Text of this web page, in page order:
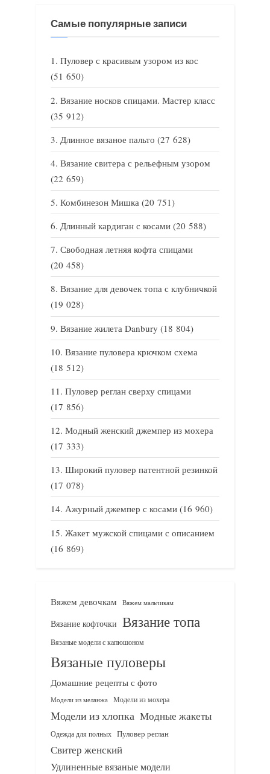
Самые популярные записи
Пуловер с красивым узором из кос
(51 650)
Вязание носков спицами. Мастер класс
(35 912)
Длинное вязаное пальто (27 628)
Вязание свитера с рельефным узором
(22 659)
Комбинезон Мишка (20 751)
Длинный кардиган с косами (20 588)
Свободная летняя кофта спицами
(20 458)
Вязание для девочек топа с клубничкой
(19 028)
Вязание жилета Danbury (18 804)
Вязание пуловера крючком схема
(18 512)
Пуловер реглан сверху спицами
(17 856)
Модный женский джемпер из мохера
(17 333)
Широкий пуловер патентной резинкой
(17 078)
Ажурный джемпер с косами (16 960)
Жакет мужской спицами с описанием
(16 869)
Вяжем девочкам Вяжем мальчикам
Вязание кофточки Вязание топа
Вязаные модели с капюшоном
Вязаные пуловеры
Домашние рецепты с фото
Модели из меланжа Модели из мохера
Модели из хлопка Модные жакеты
Одежда для полных Пуловер реглан
Свитер женский
Удлиненные вязаные модели